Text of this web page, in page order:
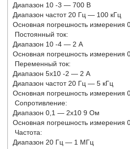
Диапазон 10 -3 — 700 В
Диапазон частот 20 Гц — 100 кГц
Основная погрешность измерения
Постоянный ток:
Диапазон 10 -4 — 2 А
Основная погрешность измерения
Переменный ток:
Диапазон 5х10 -2 — 2 А
Диапазон частот 20 Гц — 5 кГц
Основная погрешность измерения
Сопротивление:
Диапазон 0,1 — 2х10 9 Ом
Основная погрешность измерения
Частота:
Диапазон 20 Гц — 1 МГц